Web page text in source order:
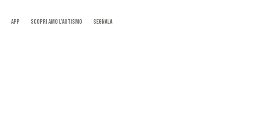
App SCOPRI AMO L’AUTISMO Segnala